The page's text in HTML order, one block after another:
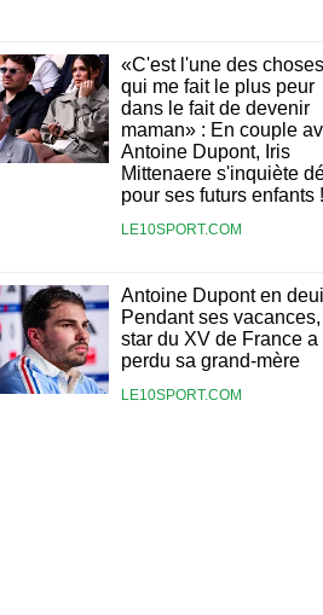
«C'est l'une des choses
qui me fait le plus peur
dans le fait de devenir
maman» : En couple
Antoine Dupont, Iris
Mittenaere s'inquiète
pour ses futurs enfants !
LE10SPORT.COM
Antoine Dupont en
Pendant ses
star du XV de France a
perdu sa grand-mère
LE10SPORT.COM